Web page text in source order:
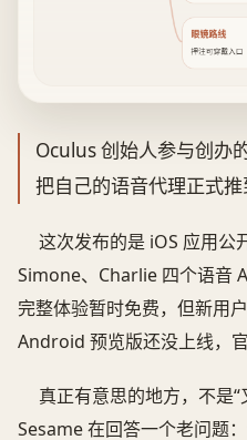
眼镜路线
押注可穿戴入口
Oculus 创始人参与创办
把自己的语音代理正式推
这次发布的是 iOS 应用公
Simone、Charlie 四个语音
完整体验暂时免费，但新用
Android 预览版还没上线，
真正有意思的地方，不是
Sesame 在回答一个老问题